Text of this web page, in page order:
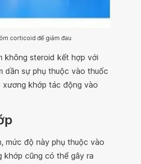
corticoid để giảm đau
không steroid kết hợp với
dần sự phụ thuộc vào thuốc
khớp tác động vào
mức độ này phụ thuộc vào
khớp cũng có thể gây ra